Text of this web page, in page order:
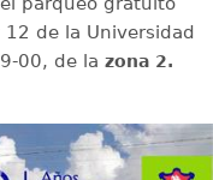
de la Universidad
00, de la zona 2.